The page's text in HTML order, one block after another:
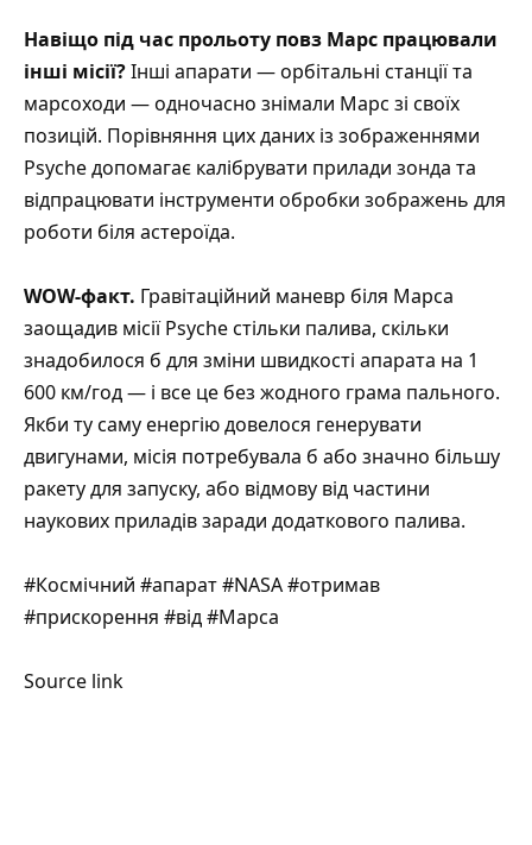
Навіщо під час прольоту повз Марс працювали
інші місії?Інші апарати — орбітальні станції та
марсоходи — одночасно знімали Марс зі своїх
позицій. Порівняння цих даних із зображеннями
Psyche допомагає калібрувати прилади зонда та
відпрацювати інструменти обробки зображень для
роботи біля астероїда.
WOW-факт. Гравітаційний маневр біля Марса
заощадив місії Psyche стільки палива, скільки
знадобилося б для зміни швидкості апарата на 1
600 км/год — і все це без жодного грама пального.
Якби ту саму енергію довелося генерувати
двигунами, місія потребувала б або значно більшу
ракету для запуску, або відмову від частини
наукових приладів заради додаткового палива.
#Космічний #апарат #NASA #отримав
#прискорення #від #Марса
Source link